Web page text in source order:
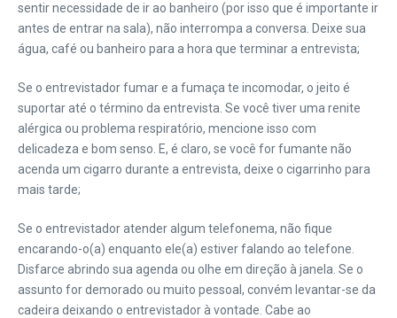
sentir necessidade de ir ao banheiro (por isso que é importante ir
antes de entrar na sala), não interrompa a conversa. Deixe sua
água, café ou banheiro para a hora que terminar a entrevista;
Se o entrevistador fumar e a fumaça te incomodar, o jeito é
suportar até o término da entrevista. Se você tiver uma renite
alérgica ou problema respiratório, mencione isso com
delicadeza e bom senso. E, é claro, se você for fumante não
acenda um cigarro durante a entrevista, deixe o cigarrinho para
mais tarde;
Se o entrevistador atender algum telefonema, não fique
encarando-o(a) enquanto ele(a) estiver falando ao telefone.
Disfarce abrindo sua agenda ou olhe em direção à janela. Se o
assunto for demorado ou muito pessoal, convém levantar-se da
cadeira deixando o entrevistador à vontade. Cabe ao